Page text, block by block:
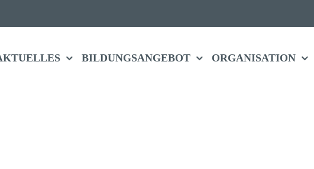
BILDUNGS­ANGEBOT ORGA­NI­SA­TION